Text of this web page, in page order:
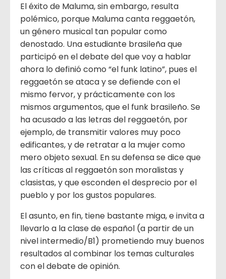
El éxito de Maluma, sin embargo, resulta
polémico, porque Maluma canta reggaetón,
un género musical tan popular como
denostado. Una estudiante brasileña que
participó en el debate del que voy a hablar
ahora lo definió como “el funk latino”, pues el
reggaetón se ataca y se defiende con el
mismo fervor, y prácticamente con los
mismos argumentos, que el funk brasileño. Se
ha acusado a las letras del reggaetón, por
ejemplo, de transmitir valores muy poco
edificantes, y de retratar a la mujer como
mero objeto sexual. En su defensa se dice que
las críticas al reggaetón son moralistas y
clasistas, y que esconden el desprecio por el
pueblo y por los gustos populares.
El asunto, en fin, tiene bastante miga, e invita a
llevarlo a la clase de español (a partir de un
nivel intermedio/B1) prometiendo muy buenos
resultados al combinar los temas culturales
con el debate de opinión.